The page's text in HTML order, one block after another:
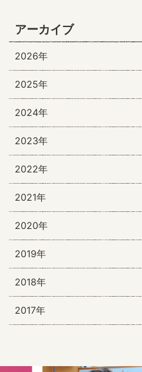
アーカイブ
2026年
2025年
2024年
2023年
2022年
2021年
2020年
2019年
2018年
2017年